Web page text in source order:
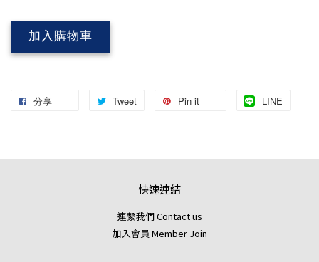
加入購物車
分享 Tweet Pin it LINE
快速連結
連繫我們 Contact us
加入會員 Member Join